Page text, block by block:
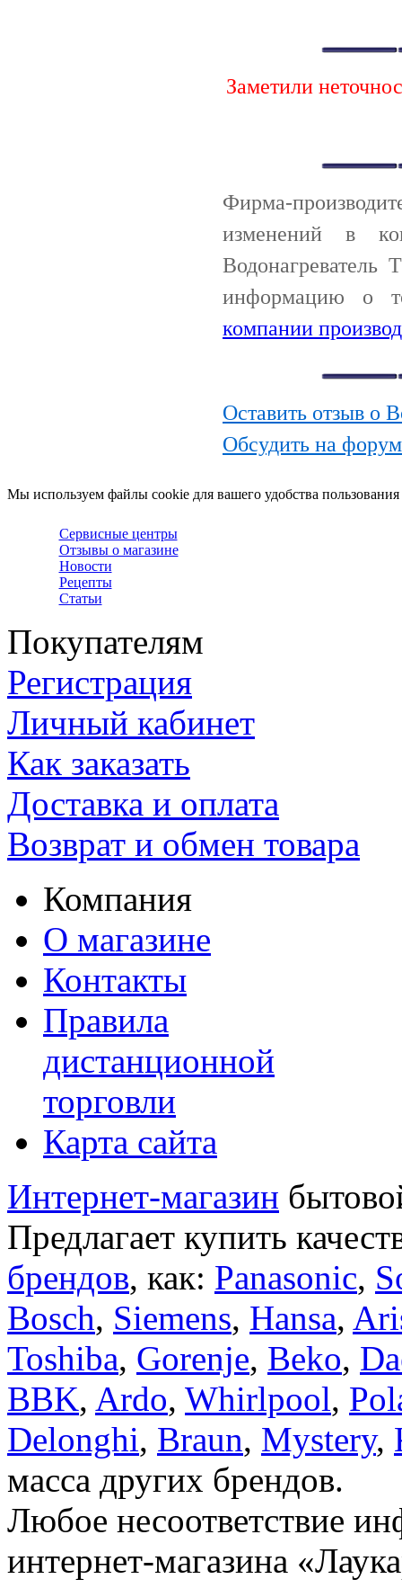
Заметили
Фирма-
изменений в
информацию о
компании
Оставить отзыв о
Обсудить на
Мы используем файлы cookie для вашего удобства
Сервисные центры
Отзывы о магазине
Новости
Рецепты
Статьи
Покупателям
Регистрация
Личный кабинет
Как заказать
Доставка и оплата
Возврат и обмен товара
Компания
О магазине
Контакты
Правила
дистанционной
торговли
Карта сайта
Интернет-магазин
Предлагает купить
брендов, как: Panasonic,
Bosch, Siemens, Hansa,
Toshiba, Gorenje, Beko,
BBK, Ardo, Whirlpool,
Delonghi, Braun, Mystery,
масса других брендов.
Любое несоответствие
интернет-магазина